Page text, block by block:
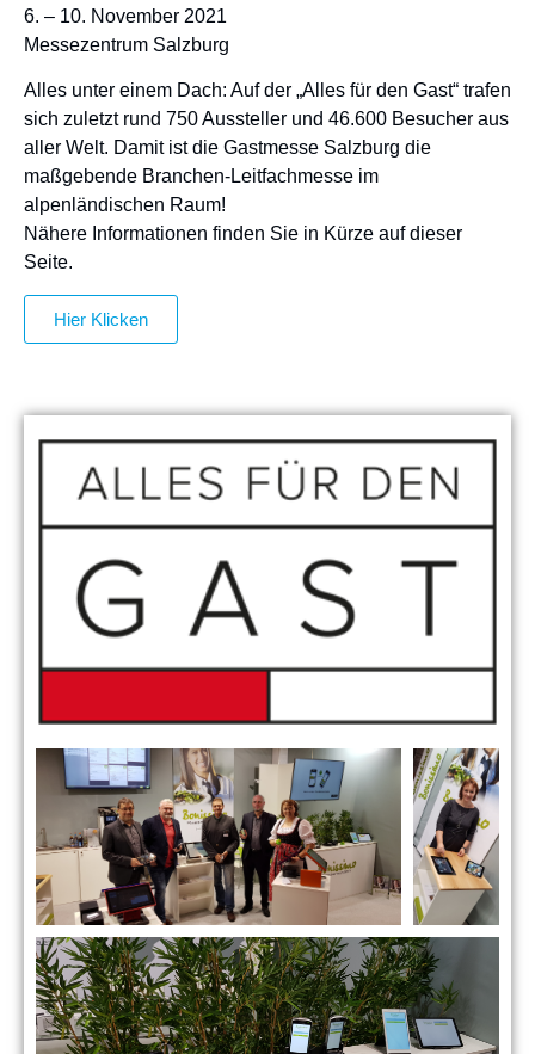
6. – 10. November 2021
Messezentrum Salzburg
Alles unter einem Dach: Auf der „Alles für den Gast“ trafen
sich zuletzt rund 750 Aussteller und 46.600 Besucher aus
aller Welt. Damit ist die Gastmesse Salzburg die
maßgebende Branchen-Leitfachmesse im
alpenländischen Raum!
Nähere Informationen finden Sie in Kürze auf dieser
Seite.
Hier Klicken